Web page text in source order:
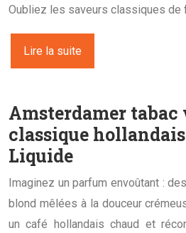
Oubliez les saveurs classiques de
Lire la suite
Amsterdamer tabac
classique
Liquide
Imaginez un parfum envoûtant :
blond mêlées à la douceur
un café hollandais chaud et